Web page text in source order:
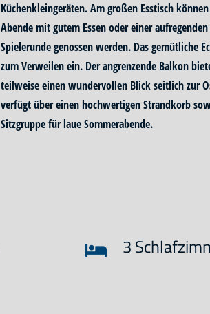
Küchenkleingeräten. Am großen Esstisch
Abende mit gutem Essen oder einer aufregenden
Spielerunde genossen werden. Das gemütliche
zum Verweilen ein. Der angrenzende Balkon
teilweise einen wundervollen Blick seitlich zur
verfügt über einen hochwertigen Strandkorb
Sitzgruppe für laue Sommerabende.
3